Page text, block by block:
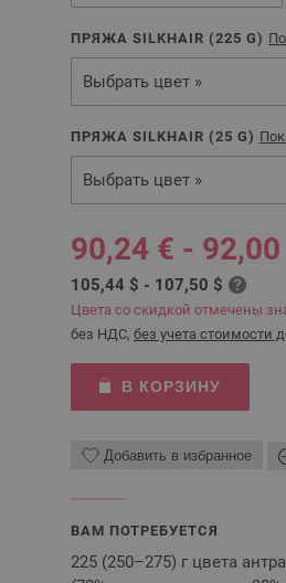
ПРЯЖА SILKHAIR (225 G)
Выбрать цвет »
ПРЯЖА SILKHAIR (25 G)
Выбрать цвет »
90,24 € - 92,00
105,44 $ - 107,50 $
Цвета со скидкой отмечены
без НДС, без учета стоимости
В КОРЗИНУ
Добавить в избранное
ВАМ ПОТРЕБУЕТСЯ
225 (250–275) г цвета